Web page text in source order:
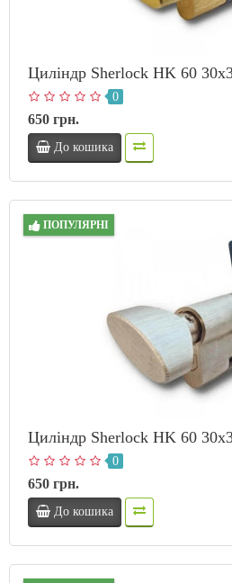
Циліндр Sherlock HK 60
0
650 грн.
До кошика
ПОПУЛЯРНІ
Циліндр Sherlock HK 60
0
650 грн.
До кошика